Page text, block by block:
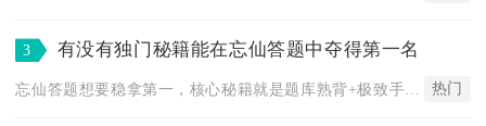
3 有没有独门秘籍能在忘仙答题中夺得第一名
热门